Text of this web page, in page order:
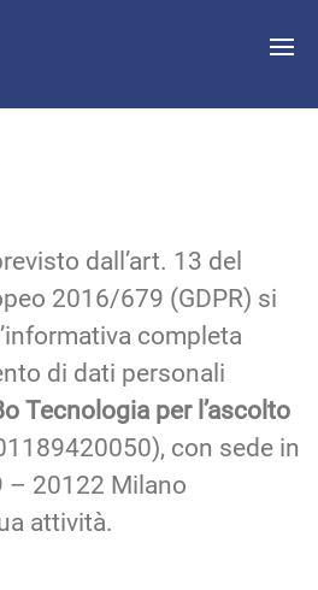
dall’art. 13 del
2016/679 (GDPR) si
completa
di dati personali
Tecnologia per l’ascolto
con sede in
– 20122 Milano
attività.